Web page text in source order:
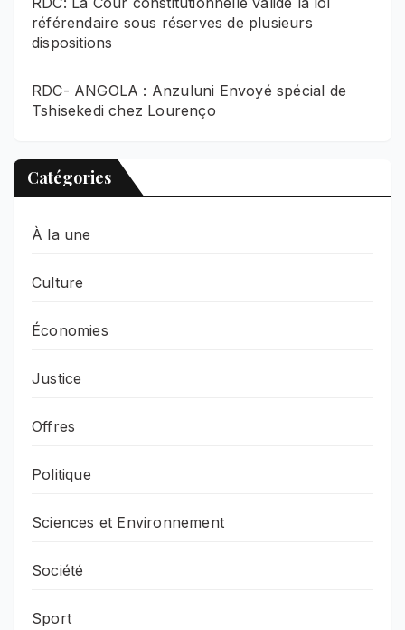
référendaire sous réserves de plusieurs
dispositions
RDC- ANGOLA : Anzuluni Envoyé spécial de
Tshisekedi chez Lourenço
Catégories
À la une
Culture
Économies
Justice
Offres
Politique
Sciences et Environnement
Société
Sport